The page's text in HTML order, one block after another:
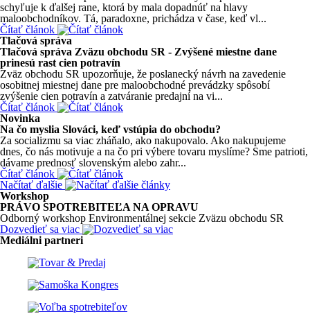
schyľuje k ďalšej rane, ktorá by mala dopadnúť na hlavy
maloobchodníkov. Tá, paradoxne, prichádza v čase, keď vl...
Čítať článok
Tlačová správa
Tlačová správa Zväzu obchodu SR - Zvýšené miestne dane
prinesú rast cien potravín
Zväz obchodu SR upozorňuje, že poslanecký návrh na zavedenie
osobitnej miestnej dane pre maloobchodné prevádzky spôsobí
zvýšenie cien potravín a zatváranie predajní na vi...
Čítať článok
Novinka
Na čo myslia Slováci, keď vstúpia do obchodu?
Za socializmu sa viac zháňalo, ako nakupovalo. Ako nakupujeme
dnes, čo nás motivuje a na čo pri výbere tovaru myslíme? Sme patrioti,
dávame prednosť slovenským alebo zahr...
Čítať článok
Načítať ďalšie
Workshop
PRÁVO SPOTREBITEĽA NA OPRAVU
Odborný workshop Environmentálnej sekcie Zväzu obchodu SR
Dozvedieť sa viac
Mediálni partneri